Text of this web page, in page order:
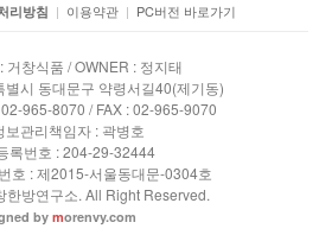
리방침 | 이용약관 | PC버전 바로가기
거창식품 / OWNER : 정지태
시 동대문구 약령서길40(제기동)
965-8070 / FAX : 02-965-9070
보관리책임자 : 곽병호
록번호 : 204-29-32444
호 : 제2015-서울동대문-0304호
방연구소. All Right Reserved.
by morenvy.com